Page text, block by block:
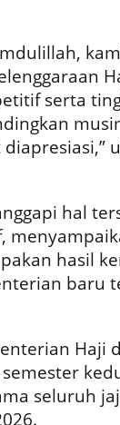
serta
hal
hasil
baru
Haji
seluruh